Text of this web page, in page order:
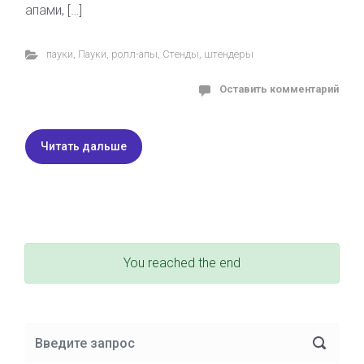
апами, […]
пауки, Пауки, ролл-апы, Стенды, штендеры
Оставить комментарий
Читать дальше
You reached the end